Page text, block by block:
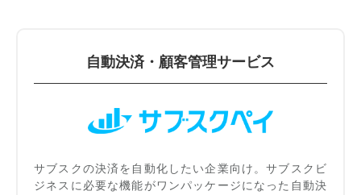
自動決済・顧客管理サービス
サブスクの決済を自動化したい企業向け。サブスクビ
ジネスに必要な機能がワンパッケージになった自動決